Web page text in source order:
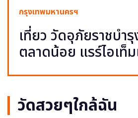
กรุงเทพมหานครฯ
เที่ยว วัดอุภัยราชบำ
ตลาดน้อย แรร์ไอเท็
วัดสวยๆใกล้ฉัน